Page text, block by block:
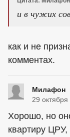
и в чужих
как и не
комментах.
Милафон
29
Хорошо, но
квартиру